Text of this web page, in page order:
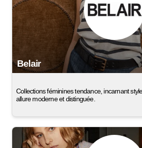
Belair
Collections féminines tendance, incarnant
allure moderne et distinguée.